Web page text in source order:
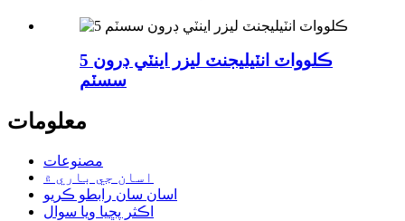
5 ڪلوواٽ انٽيليجنٽ ليزر اينٽي ڊرون
سسٽم
معلومات
مصنوعات
اسان جي باري ۾
اسان سان رابطو ڪريو
اڪثر پڇيا ويا سوال